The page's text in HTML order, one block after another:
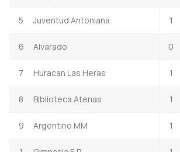
5 Juventud Antoniana 1
6 Alvarado 0
7 Huracan Las Heras 1
8 Biblioteca Atenas 1
9 Argentino MM 1